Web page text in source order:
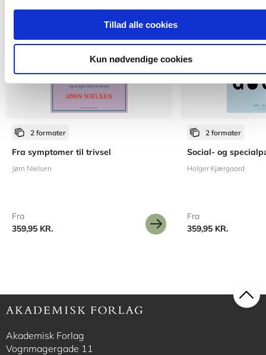
Tillad alle cookies
Kun nødvendige cookies
2 formater
Fra symptomer til trivsel
Jørn Nielsen
Fra
359,95 KR.
2 formater
Social- og
Holger Kjærgaard
Fra
359,95 KR.
Akademisk Forlag
Vognmagergade 11